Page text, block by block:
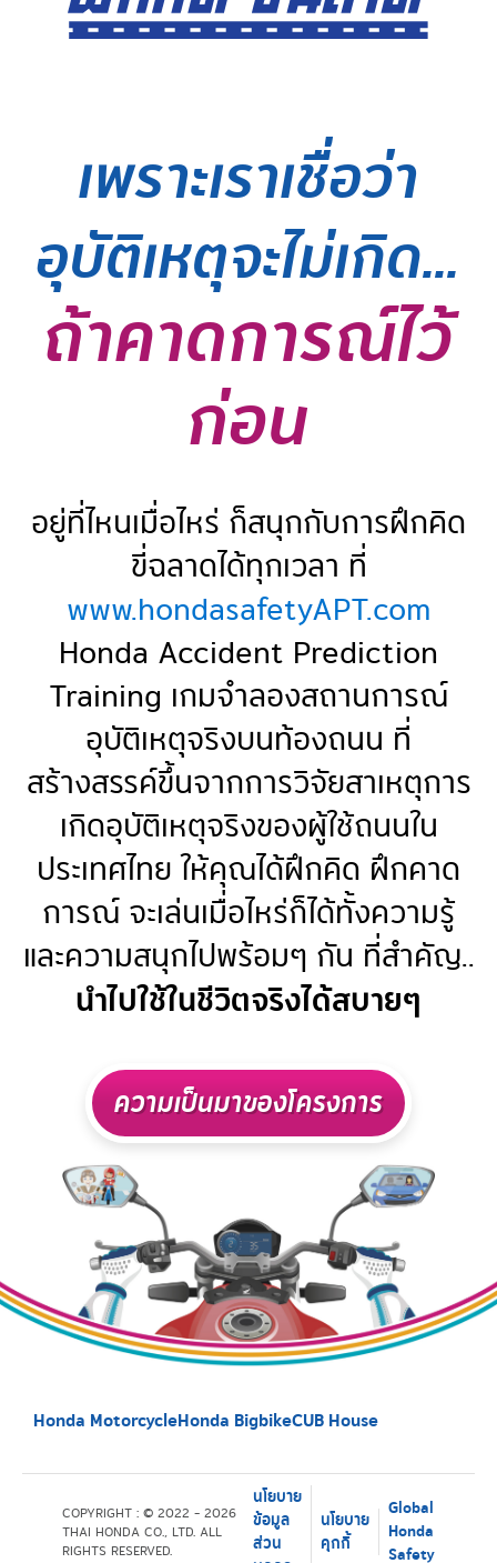
เพราะเราเชื่อว่า
อุบัติเหตุจะไม่เกิด...
ถ้าคาดการณ์ไว้
ก่อน
อยู่ที่ไหนเมื่อไหร่ ก็สนุกกับการฝึกคิด
ขี่ฉลาดได้ทุกเวลา ที่
www.hondasafetyAPT.com
Honda Accident Prediction
Training เกมจำลองสถานการณ์
อุบัติเหตุจริงบนท้องถนน ที่
สร้างสรรค์ขึ้นจากการวิจัยสาเหตุการ
เกิดอุบัติเหตุจริงของผู้ใช้ถนนใน
ประเทศไทย ให้คุณได้ฝึกคิด ฝึกคาด
การณ์ จะเล่นเมื่อไหร่ก็ได้ทั้งความรู้
และความสนุกไปพร้อมๆ กัน ที่สำคัญ..
นำไปใช้ในชีวิตจริงได้สบายๆ
ความเป็นมาของโครงการ
Honda MotorcycleHonda BigbikeCUB House
COPYRIGHT : © 2022 - 2026
THAI HONDA CO., LTD. ALL
RIGHTS RESERVED.
นโยบาย
ข้อมูล
ส่วน
นโยบาย
คุกกี้
Global
Honda
Safety